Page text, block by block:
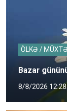
ÖLKƏ /
Bazar
8/8/2026